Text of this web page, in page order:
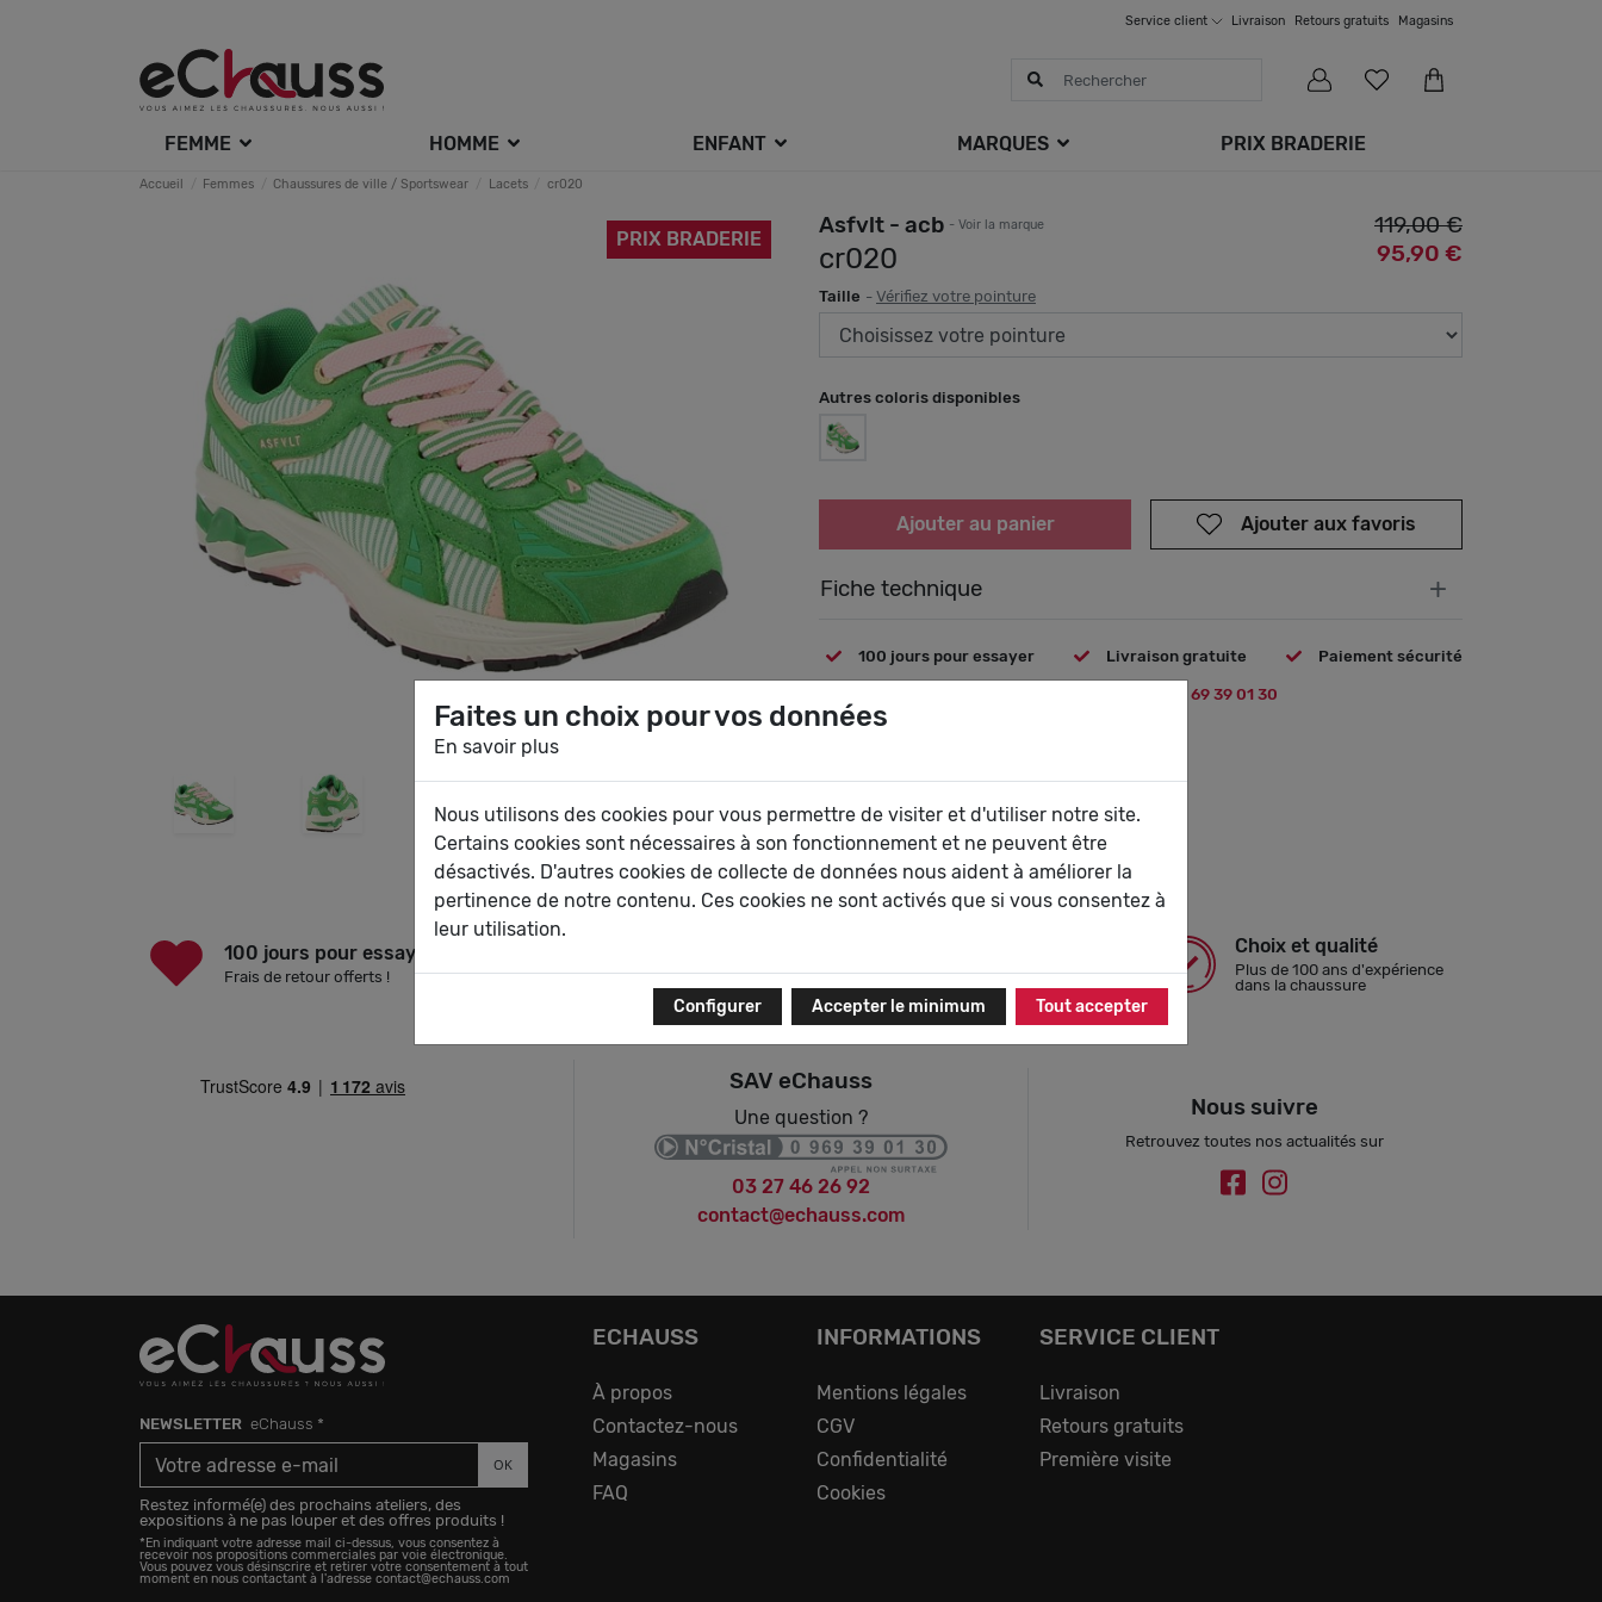
Livraison Retours gratuits Magasins
Service client
FEMME HOMME ENFANT MARQUES PRIX BRADERIE
Accueil Femmes Chaussures de ville / Sportswear Lacets cr020
PRIX BRADERIE
Asfvlt - acb - Voir la marque
cr020
119,00 €
95,90 €
Taille - Vérifiez votre pointure
Autres coloris disponibles
Ajouter au panier Ajouter aux favoris
Fiche technique +
100 jours pour essayer Livraison gratuite Paiement sécurité
09 69 39 01 30
100 jours pour essayer
Frais de retour offerts !
En point relais ou à domicile
selon vos envies
Carte bancaire et Paypal
Choix et qualité
Plus de 100 ans d'expérience
dans la chaussure
SAV eChauss
Une question ?
03 27 46 26 92
contact@echauss.com
Nous suivre
Retrouvez toutes nos actualités sur
NEWSLETTER eChauss *
OK
Restez informé(e) des prochains ateliers, des
expositions à ne pas louper et des offres produits !
*En indiquant votre adresse mail ci-dessus, vous consentez à
recevoir nos propositions commerciales par voie électronique.
Vous pouvez vous désinscrire et retirer votre consentement à tout
moment en nous contactant à l'adresse contact@echauss.com
ECHAUSS
À propos
Contactez-nous
Magasins
FAQ
INFORMATIONS
Mentions légales
CGV
Confidentialité
Cookies
SERVICE CLIENT
Livraison
Retours gratuits
Première visite
Faites un choix pour vos données
En savoir plus
Nous utilisons des cookies pour vous permettre de visiter et d'utiliser notre site.
Certains cookies sont nécessaires à son fonctionnement et ne peuvent être
désactivés. D'autres cookies de collecte de données nous aident à améliorer la
pertinence de notre contenu. Ces cookies ne sont activés que si vous consentez à
leur utilisation.
Configurer Accepter le minimum Tout accepter